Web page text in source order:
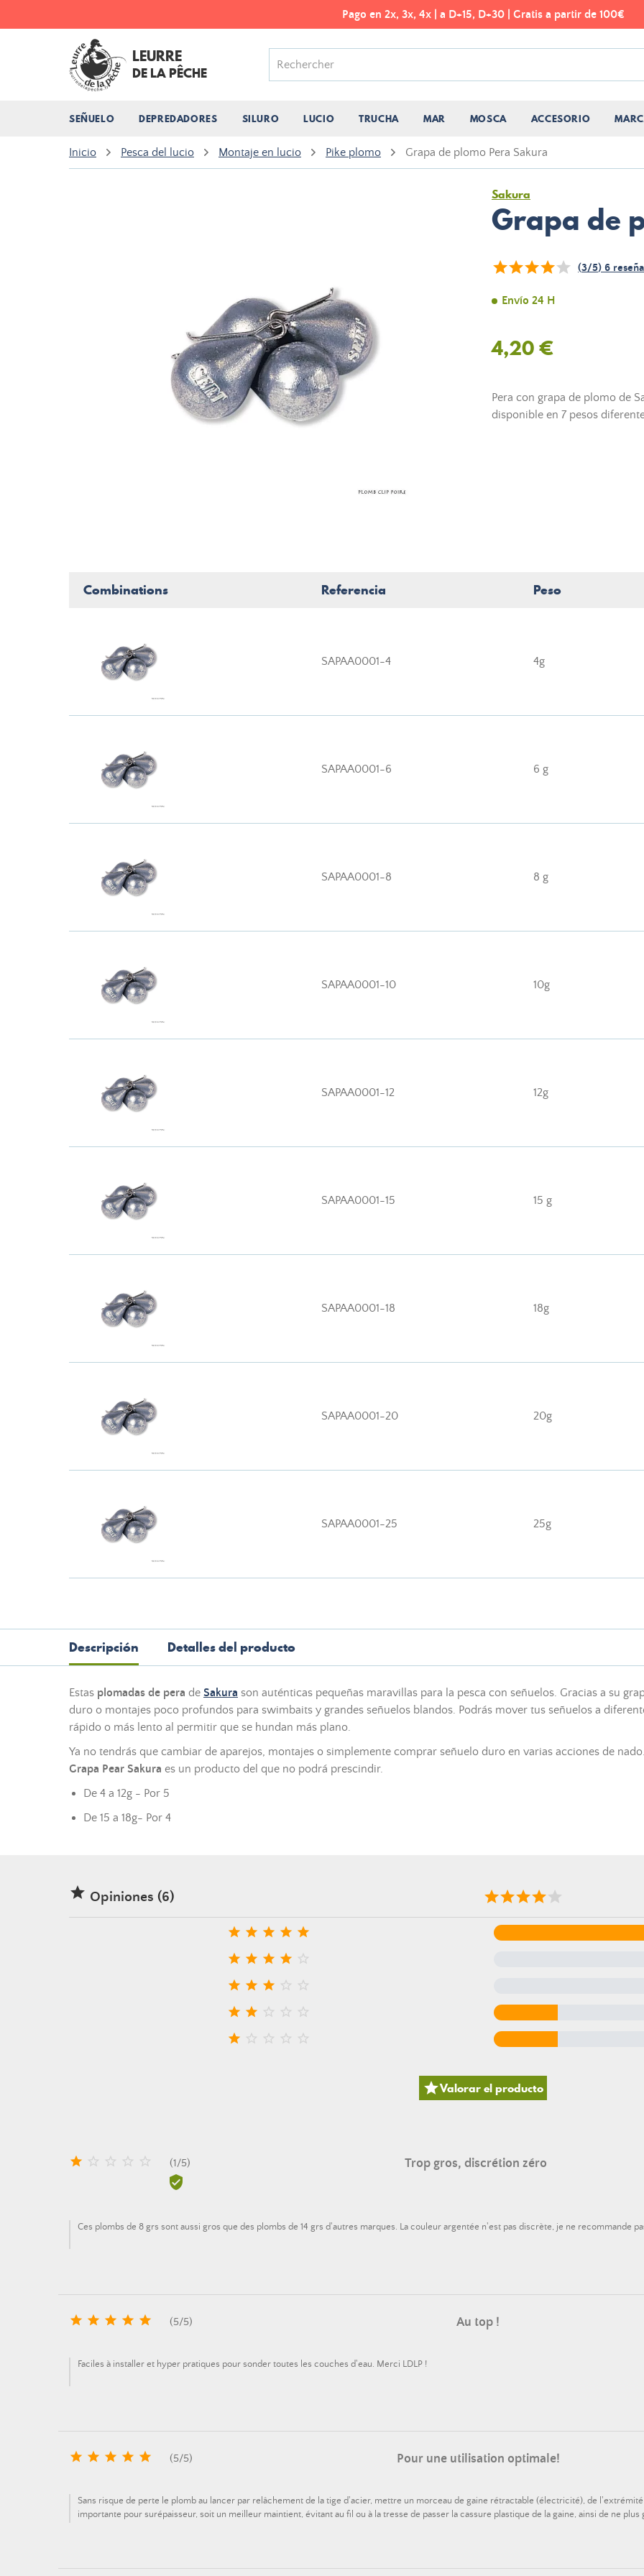
Pago en 2x, 3x, 4x | a D+15, D+30 | Gratis a partir de 100€
LEURRE
DE LA PÊCHE
SEÑUELO DEPREDADORES SILURO LUCIO TRUCHA MAR MOSCA ACCESORIO
Inicio Pesca del lucio Montaje en lucio Pike plomo Grapa de plomo Pera Sakura
Sakura
Grapa de
(3/5) 6
Envío 24 H
4,20 €
Pera con grapa de plomo de
disponible en 7 pesos
Combinations Referencia Peso
SAPAA0001-4 4g
SAPAA0001-6 6 g
SAPAA0001-8 8 g
SAPAA0001-10 10g
SAPAA0001-12 12g
SAPAA0001-15 15 g
SAPAA0001-18 18g
SAPAA0001-20 20g
SAPAA0001-25 25g
Descripción Detalles del producto
Estas plomadas de pera de Sakura son auténticas pequeñas maravillas para la pesca con señuelos. Gracias a su
duro o montajes poco profundos para swimbaits y grandes señuelos blandos. Podrás mover tus señuelos a
rápido o más lento al permitir que se hundan más plano.
Ya no tendrás que cambiar de aparejos, montajes o simplemente comprar señuelo duro en varias acciones de
Grapa Pear Sakura es un producto del que no podrá prescindir.
De 4 a 12g - Por 5
De 15 a 18g- Por 4
 Opiniones (6)
    
    
    
    
    
Valorar el producto
     (1/5) Trop gros, discrétion zéro

Ces plombs de 8 grs sont aussi gros que des plombs de 14 grs d'autres marques. La couleur argentée n'est pas discrète, je ne recommande
     (5/5) Au top !
Faciles à installer et hyper pratiques pour sonder toutes les couches d'eau. Merci LDLP !
     (5/5) Pour une utilisation optimale!
Sans risque de perte le plomb au lancer par relâchement de la tige d'acier, mettre un morceau de gaine rétractable (électricité), de
importante pour surépaisseur, soit un meilleur maintient, évitant au fil ou à la tresse de passer la cassure plastique de la gaine, ainsi de ne